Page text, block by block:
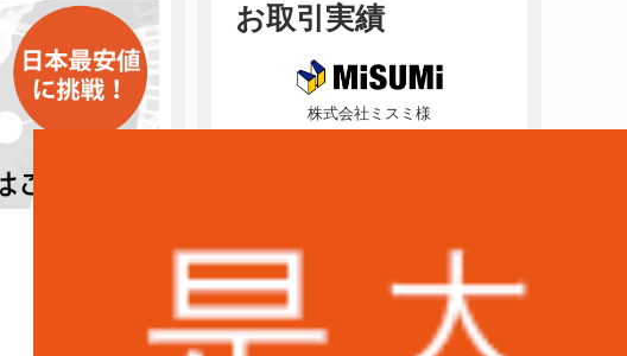
お取引実績
株式会社ミスミ様
ミズノ株式会社様